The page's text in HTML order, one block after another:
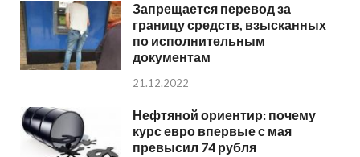
Запрещается перевод за
границу средств, взысканных
по исполнительным
документам
21.12.2022
Нефтяной ориентир: почему
курс евро впервые с мая
превысил 74 рубля